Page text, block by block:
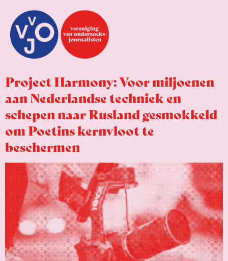
Project Harmony: Voor miljoenen
aan Nederlandse techniek en
schepen naar Rusland gesmokkeld
om Poetins kernvloot te
beschermen